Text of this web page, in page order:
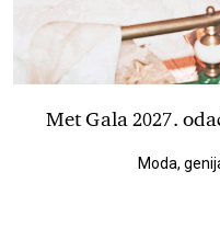
Met Gala 2027.
Moda,